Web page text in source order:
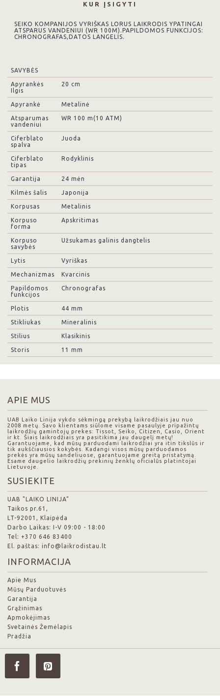
KUR ĮSIGYTI
SEIKO KOMPANIJOS VYRIŠKAS LORUS LAIKRODIS YPATINGAI
ATSPARUS VANDENIUI (WR 100M).PAPILDOMOS FUNKCIJOS:
CHRONOGRAFAS,DATOS LANGELIS.
SAVYBĖS
Apyrankės
Ilgis
20 cm
Apyrankė Metalinė
Atsparumas
vandeniui
WR 100 m(10 ATM)
Ciferblato
spalva
Juoda
Ciferblato
tipas
Rodyklinis
Garantija 24 mėn
Kilmės šalis Japonija
Korpusas Metalinis
Korpuso
forma
Apskritimas
Korpuso
savybės
Užsukamas galinis dangtelis
Lytis Vyriškas
Mechanizmas Kvarcinis
Papildomos
funkcijos
Chronografas
Plotis 44 mm
Stikliukas Mineralinis
Stilius Klasikinis
Storis 11 mm
APIE MUS
UAB Laiko Linija vykdo sėkmingą prekybą laikrodžiais jau nuo
2008 metų. Savo klientams siūlome visame pasaulyje pripažintų
laikrodžių gamintojų prekes: Tissot, Seiko, Citizen, Casio, Orient
ir kt. Šiais laikrodžiais yra pasitikima jau daugelį metų!
Garantuojame, kad mūsų parduodami laikrodžiai yra itin tikslūs ir
tik aukščiausios kokybės. Kadangi visos mūsų parduodamos
prekės yra mūsų sandeliuose, garantuojame greitą pristatymą.
Esame daugelio laikrodžių prekinių ženklų oficialūs platintojai
Lietuvoje.
SUSIEKITE
UAB "LAIKO LINIJA"
Taikos pr.61,
LT-92001, Klaipėda
Darbo Laikas: I-V 09:00 - 18:00
Tel: +370 646 83400
El. paštas: info@laikrodistau.lt
INFORMACIJA
Apie Mus
Mūsų Parduotuvės
Garantija
Grąžinimas
Apmokėjimas
Svetainės Žemėlapis
Pradžia